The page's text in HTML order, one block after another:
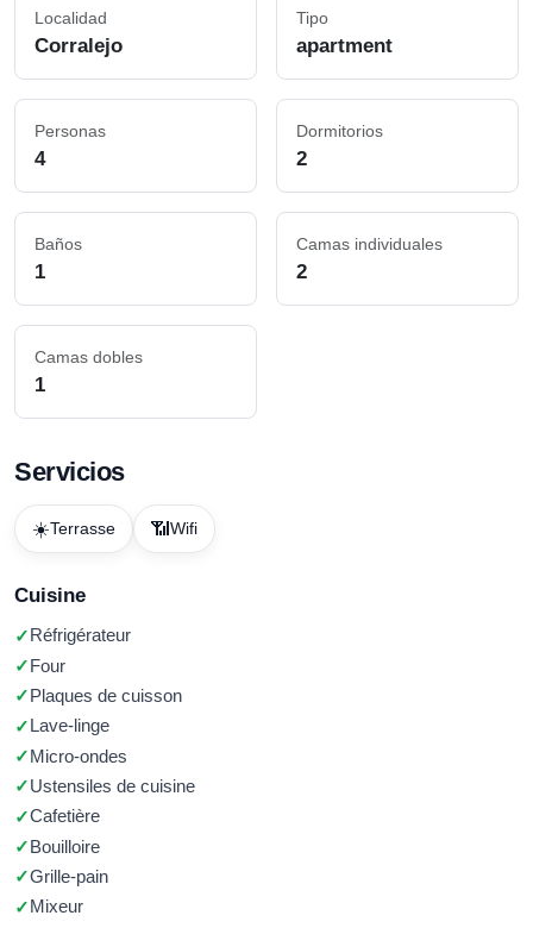
Localidad
Corralejo
Tipo
apartment
Personas
4
Dormitorios
2
Baños
1
Camas individuales
2
Camas dobles
1
Servicios
☀️Terrasse 📶 Wifi
Cuisine
Réfrigérateur
Four
Plaques de cuisson
Lave-linge
Micro-ondes
Ustensiles de cuisine
Cafetière
Bouilloire
Grille-pain
Mixeur